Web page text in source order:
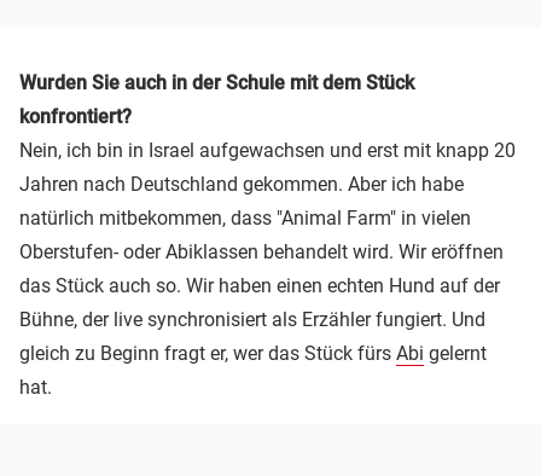
Wurden Sie auch in der Schule mit dem Stück
konfrontiert?
Nein, ich bin in Israel aufgewachsen und erst mit knapp 20
Jahren nach Deutschland gekommen. Aber ich habe
natürlich mitbekommen, dass "Animal Farm" in vielen
Oberstufen- oder Abiklassen behandelt wird. Wir eröffnen
das Stück auch so. Wir haben einen echten Hund auf der
Bühne, der live synchronisiert als Erzähler fungiert. Und
gleich zu Beginn fragt er, wer das Stück fürs Abi gelernt
hat.